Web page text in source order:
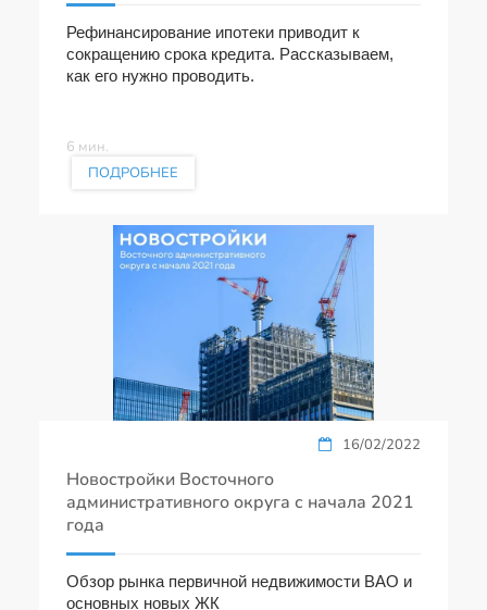
Рефинансирование ипотеки приводит к
сокращению срока кредита. Рассказываем,
как его нужно проводить.
6 мин.
ПОДРОБНЕЕ
16/02/2022
Новостройки Восточного
административного округа с начала 2021
года
Обзор рынка первичной недвижимости ВАО и
основных новых ЖК